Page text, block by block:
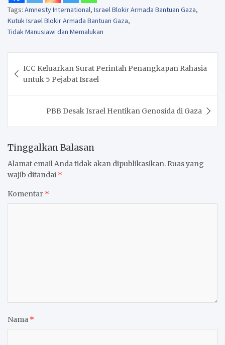
Tags: Amnesty International, Israel Blokir Armada Bantuan Gaza,
Kutuk Israel Blokir Armada Bantuan Gaza,
Tidak Manusiawi dan Memalukan
posICC Keluarkan Surat Perintah Penangkapan Rahasia
untuk 5 Pejabat Israel
PBB Desak Israel Hentikan Genosida di Gaza
Tinggalkan Balasan
Alamat email Anda tidak akan dipublikasikan. Ruas yang
wajib ditandai *
Komentar *
Nama *